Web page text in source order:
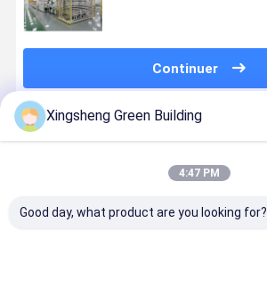
Continuer
Produits Recommandés
Xingsheng Green Building
4:47 PM
Good day, what product are you looking for?